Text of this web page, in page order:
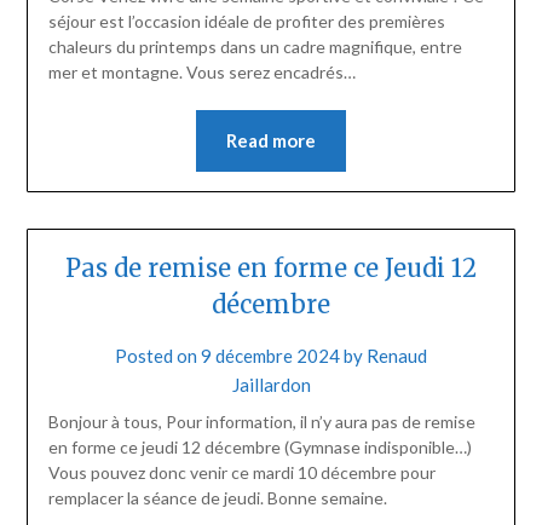
séjour est l’occasion idéale de profiter des premières
chaleurs du printemps dans un cadre magnifique, entre
mer et montagne. Vous serez encadrés…
Read more
Pas de remise en forme ce Jeudi 12
décembre
Posted on 9 décembre 2024by Renaud
Jaillardon
Bonjour à tous, Pour information, il n’y aura pas de remise
en forme ce jeudi 12 décembre (Gymnase indisponible…)
Vous pouvez donc venir ce mardi 10 décembre pour
remplacer la séance de jeudi. Bonne semaine.